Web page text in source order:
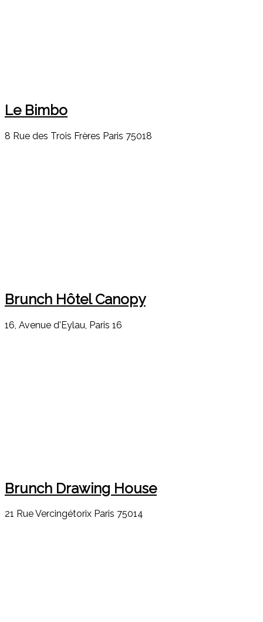
Le Bimbo
8 Rue des Trois Frères Paris 75018
Brunch Hôtel Canopy
16, Avenue d'Eylau, Paris 16
Brunch Drawing House
21 Rue Vercingétorix Paris 75014